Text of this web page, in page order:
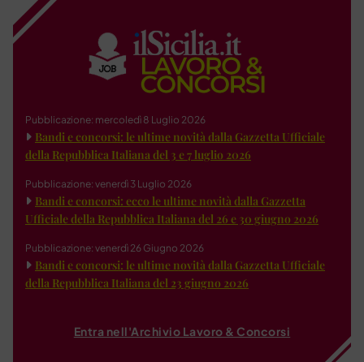
Pubblicazione: mercoledì 8 Luglio 2026
Bandi e concorsi: le ultime novità dalla Gazzetta Ufficiale
della Repubblica Italiana del 3 e 7 luglio 2026
Pubblicazione: venerdì 3 Luglio 2026
Bandi e concorsi: ecco le ultime novità dalla Gazzetta
Ufficiale della Repubblica Italiana del 26 e 30 giugno 2026
Pubblicazione: venerdì 26 Giugno 2026
Bandi e concorsi: le ultime novità dalla Gazzetta Ufficiale
della Repubblica Italiana del 23 giugno 2026
Entra nell'Archivio Lavoro & Concorsi